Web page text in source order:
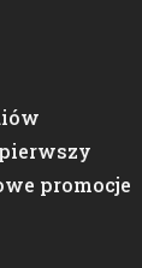
promocje